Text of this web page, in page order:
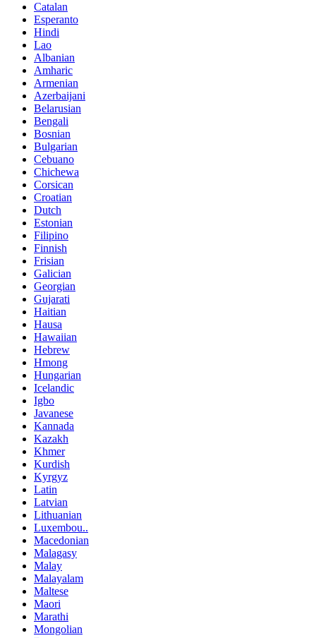
Catalan
Esperanto
Hindi
Lao
Albanian
Amharic
Armenian
Azerbaijani
Belarusian
Bengali
Bosnian
Bulgarian
Cebuano
Chichewa
Corsican
Croatian
Dutch
Estonian
Filipino
Finnish
Frisian
Galician
Georgian
Gujarati
Haitian
Hausa
Hawaiian
Hebrew
Hmong
Hungarian
Icelandic
Igbo
Javanese
Kannada
Kazakh
Khmer
Kurdish
Kyrgyz
Latin
Latvian
Lithuanian
Luxembou..
Macedonian
Malagasy
Malay
Malayalam
Maltese
Maori
Marathi
Mongolian